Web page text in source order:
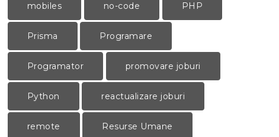
mobiles no-code PHP
Prisma Programare
Programator promovare joburi
Python reactualizare joburi
remote Resurse Umane